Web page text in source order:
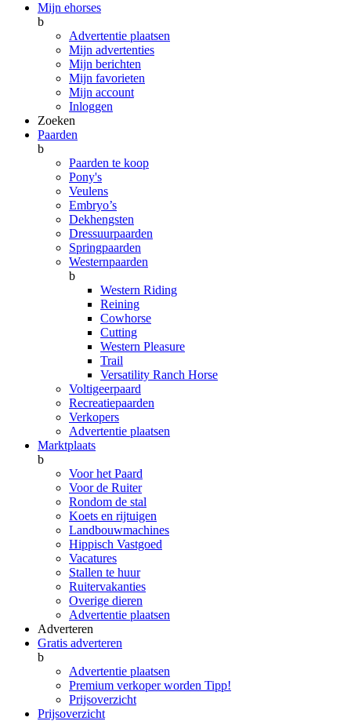
Mijn ehorses
b
Advertentie plaatsen
Mijn advertenties
Mijn berichten
Mijn favorieten
Mijn account
Inloggen
Zoeken
Paarden
b
Paarden te koop
Pony's
Veulens
Embryo’s
Dekhengsten
Dressuurpaarden
Springpaarden
Westernpaarden
b
Western Riding
Reining
Cowhorse
Cutting
Western Pleasure
Trail
Versatility Ranch Horse
Voltigeerpaard
Recreatiepaarden
Verkopers
Advertentie plaatsen
Marktplaats
b
Voor het Paard
Voor de Ruiter
Rondom de stal
Koets en rijtuigen
Landbouwmachines
Hippisch Vastgoed
Vacatures
Stallen te huur
Ruitervakanties
Overige dieren
Advertentie plaatsen
Adverteren
Gratis adverteren
b
Advertentie plaatsen
Premium verkoper worden Tipp!
Prijsoverzicht
Prijsoverzicht